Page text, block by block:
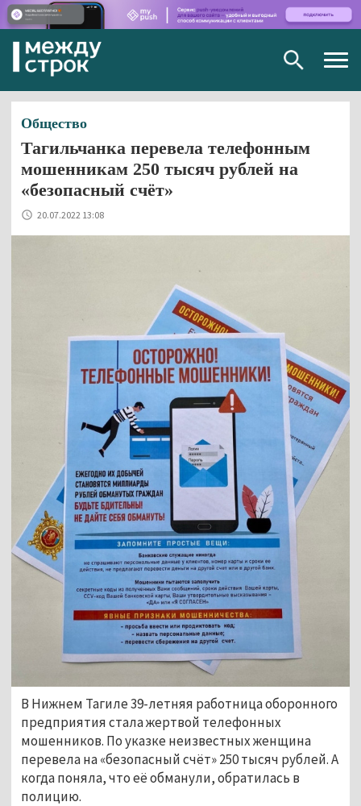
Общество
Тагильчанка перевела телефонным
мошенникам 250 тысяч рублей на
«безопасный счёт»
20.07.2022 13:08
В Нижнем Тагиле 39-летняя работница оборонного
предприятия стала жертвой телефонных
мошенников. По указке неизвестных женщина
перевела на «безопасный счёт» 250 тысяч рублей. А
когда поняла, что её обманули, обратилась в
полицию.